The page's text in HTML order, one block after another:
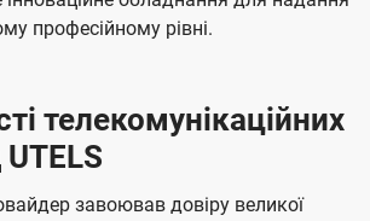
професійному рівні.
телекомунікаційних
UTELS
завоював довіру великої